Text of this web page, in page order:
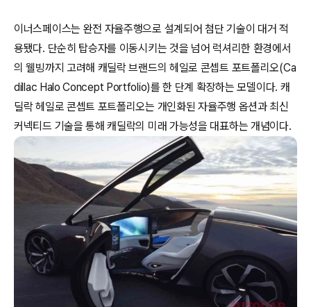
이너스페이스는 완전 자율주행으로 설계되어 첨단 기술이 대거 적
용됐다. 단순히 탑승자를 이동시키는 것을 넘어 럭셔리한 환경에서
의 웰빙까지 고려해 캐딜락 브랜드의 헤일로 콘셉트 포트폴리오(Ca
dillac Halo Concept Portfolio)를 한 단계 확장하는 모델이다. 캐
딜락 헤일로 콘셉트 포트폴리오는 개인화된 자율주행 옵션과 최신
커넥티드 기술을 통해 캐딜락의 미래 가능성을 대표하는 개념이다.